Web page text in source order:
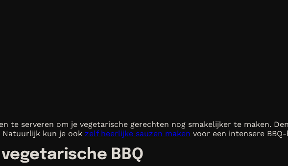
te serveren om je vegetarische gerechten nog smakelijker te maken.
Natuurlijk kun je ook zelf heerlijke sauzen maken voor een intensere BBQ-
BBQ